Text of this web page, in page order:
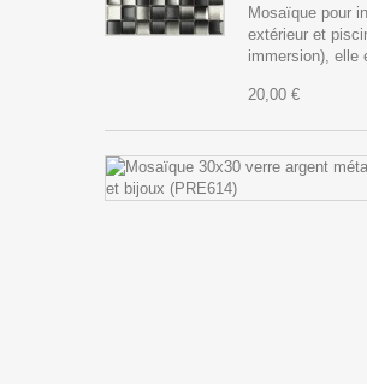
Mosaïque pour
extérieur et
immersion), elle
20,00 €